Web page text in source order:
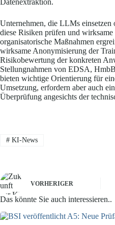
Unternehmen, die LLMs einsetzen
diese Risiken prüfen und wirksame
organisatorische Maßnahmen
wirksame Anonymisierung der
Risikobewertung der konkreten
Stellungnahmen von EDSA,
bieten wichtige Orientierung für
Umsetzung, erfordern aber auch
Überprüfung angesichts der
#KI-News
VORHERIGER
Das könnte Sie auch interessieren..